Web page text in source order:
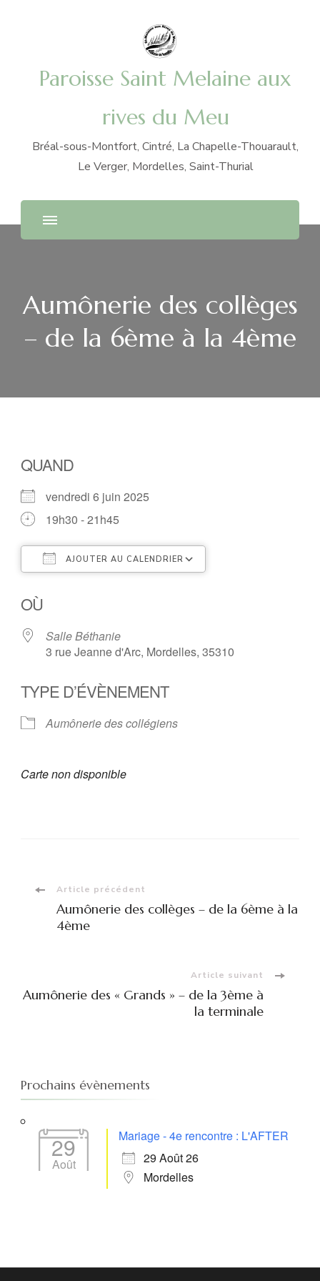
Paroisse Saint Melaine aux
rives du Meu
Bréal-sous-Montfort, Cintré, La Chapelle-Thouarault,
Le Verger, Mordelles, Saint-Thurial
Aumônerie des collèges
– de la 6ème à la 4ème
QUAND
vendredi 6 juin 2025
19h30 - 21h45
AJOUTER AU CALENDRIER
OÙ
Salle Béthanie
3 rue Jeanne d'Arc, Mordelles, 35310
TYPE D’ÉVÈNEMENT
Aumônerie des collégiens
Carte non disponible
Navigation
d'article
Article précédent
Aumônerie des collèges – de la 6ème à la
4ème
Article suivant
Aumônerie des « Grands » – de la 3ème à
la terminale
Prochains évènements
29
Août
Mariage - 4e rencontre : L'AFTER
29 Août 26
Mordelles